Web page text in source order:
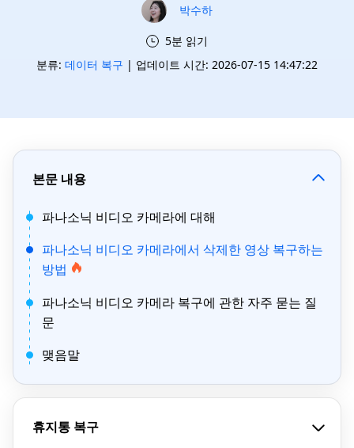
박수하
5분 읽기
분류: 데이터 복구 | 업데이트 시간: 2026-07-15 14:47:22
본문 내용
파나소닉 비디오 카메라에 대해
파나소닉 비디오 카메라에서 삭제한 영상 복구하는
방법
파나소닉 비디오 카메라 복구에 관한 자주 묻는 질
문
맺음말
휴지통 복구